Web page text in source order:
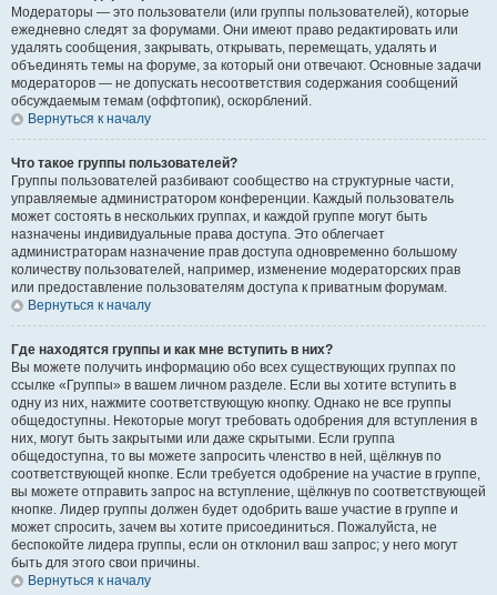
Модераторы — это пользователи (или группы пользователей), которые
ежедневно следят за форумами. Они имеют право редактировать или
удалять сообщения, закрывать, открывать, перемещать, удалять и
объединять темы на форуме, за который они отвечают. Основные задачи
модераторов — не допускать несоответствия содержания сообщений
обсуждаемым темам (оффтопик), оскорблений.
Вернуться к началу
Что такое группы пользователей?
Группы пользователей разбивают сообщество на структурные части,
управляемые администратором конференции. Каждый пользователь
может состоять в нескольких группах, и каждой группе могут быть
назначены индивидуальные права доступа. Это облегчает
администраторам назначение прав доступа одновременно большому
количеству пользователей, например, изменение модераторских прав
или предоставление пользователям доступа к приватным форумам.
Вернуться к началу
Где находятся группы и как мне вступить в них?
Вы можете получить информацию обо всех существующих группах по
ссылке «Группы» в вашем личном разделе. Если вы хотите вступить в
одну из них, нажмите соответствующую кнопку. Однако не все группы
общедоступны. Некоторые могут требовать одобрения для вступления в
них, могут быть закрытыми или даже скрытыми. Если группа
общедоступна, то вы можете запросить членство в ней, щёлкнув по
соответствующей кнопке. Если требуется одобрение на участие в группе,
вы можете отправить запрос на вступление, щёлкнув по соответствующей
кнопке. Лидер группы должен будет одобрить ваше участие в группе и
может спросить, зачем вы хотите присоединиться. Пожалуйста, не
беспокойте лидера группы, если он отклонил ваш запрос; у него могут
быть для этого свои причины.
Вернуться к началу